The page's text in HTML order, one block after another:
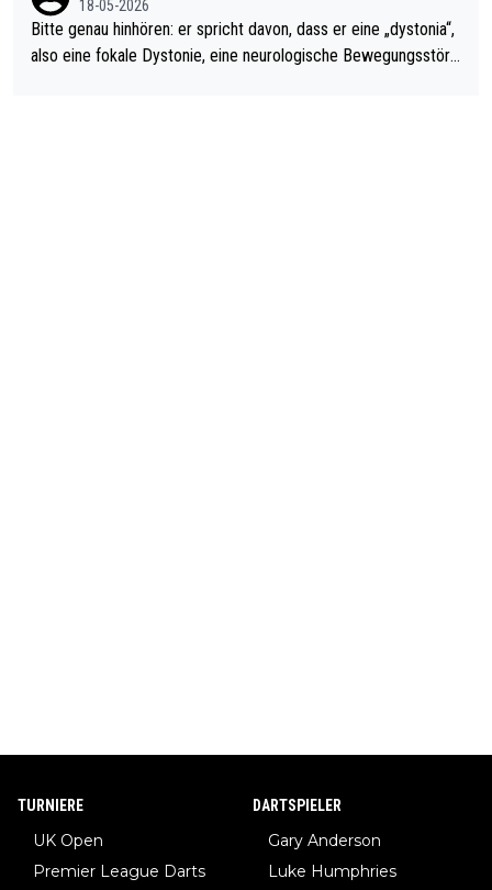
18-05-2026
Bitte genau hinhören: er spricht davon, dass er eine „dystonia“,
also eine fokale Dystonie, eine neurologische Bewegungsstöru
TURNIERE
UK Open
Premier League Darts
DARTSPIELER
Gary Anderson
Luke Humphries